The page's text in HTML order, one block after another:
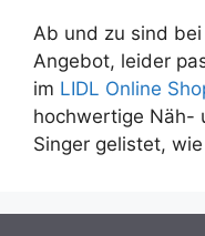
Ab und zu sind
Angebot, leider
im LIDL Online
hochwertige Näh-
Singer gelistet,